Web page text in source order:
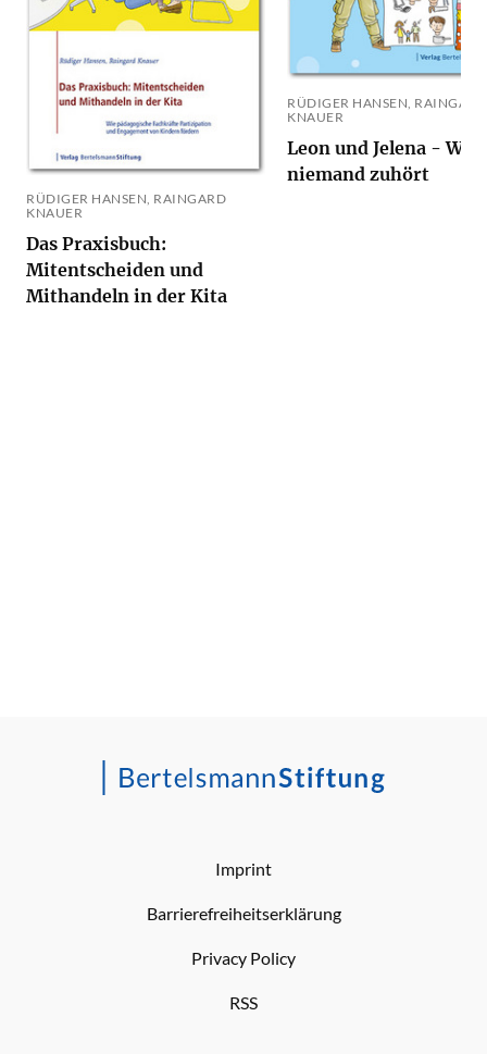
RÜDIGER HANSEN, RAINGARD
KNAUER
Das Praxisbuch:
Mitentscheiden und
Mithandeln in der Kita
RÜDIGER HANSEN, RAINGARD
KNAUER
Leon und Jelena -
niemand zuhört
Imprint
Barrierefreiheitserklärung
Privacy Policy
RSS